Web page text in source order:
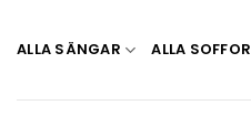
ALLA SÄNGAR ALLA SOFFOR